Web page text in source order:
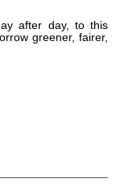
after day, to this
greener, fairer,